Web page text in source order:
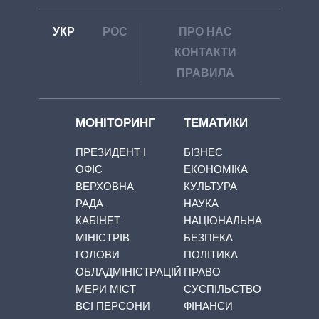
УКР РОС
ПРО НАС
КОНТАКТИ
ПРАВИЛА
МОНІТОРИНГ
ПРЕЗИДЕНТ І
ОФІС
ВЕРХОВНА
РАДА
КАБІНЕТ
МІНІСТРІВ
ГОЛОВИ
ОБЛАДМІНІСТРАЦІЙ
МЕРИ МІСТ
ВСІ ПЕРСОНИ
ТЕМАТИКИ
БІЗНЕС
ЕКОНОМІКА
КУЛЬТУРА
НАУКА
НАЦІОНАЛЬНА
БЕЗПЕКА
ПОЛІТИКА
ПРАВО
СУСПІЛЬСТВО
ФІНАНСИ